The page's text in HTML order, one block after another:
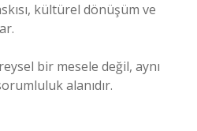
kültürel dönüşüm ve
bir mesele değil, aynı
alanıdır.